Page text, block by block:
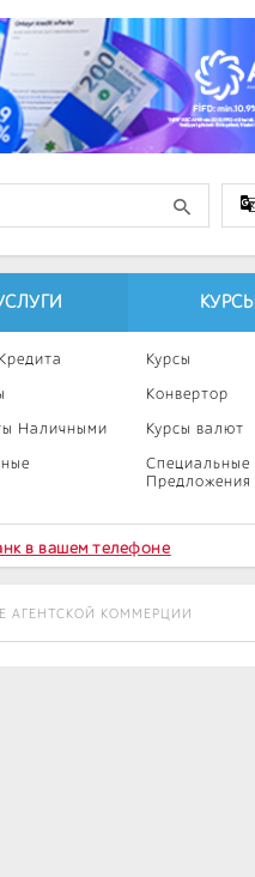
Наличными
КУРСЫ
Курсы
Конвертор
Курсы валют
Специальные
Предложения
в вашем телефоне
АГЕНТСКОЙ КОММЕРЦИИ